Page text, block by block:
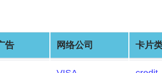
告 网络公司 卡片